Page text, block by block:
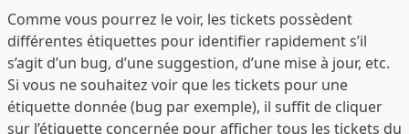
Comme vous pourrez le voir, les tickets possèdent
différentes étiquettes pour identifier rapidement s’il
s’agit d’un bug, d’une suggestion, d’une mise à jour, etc.
Si vous ne souhaitez voir que les tickets pour une
étiquette donnée (bug par exemple), il suffit de cliquer
sur l’étiquette concernée pour afficher tous les tickets du